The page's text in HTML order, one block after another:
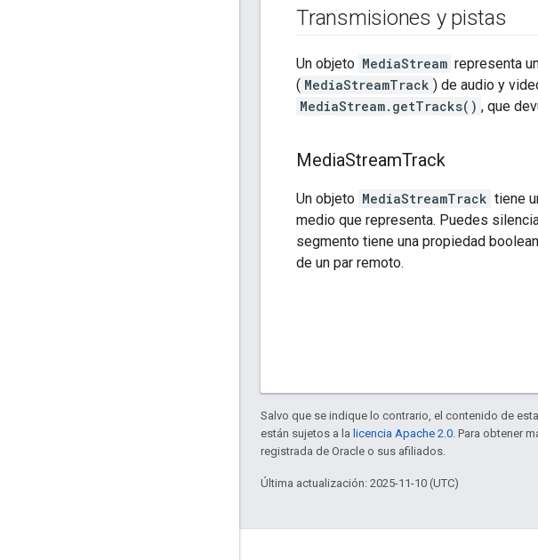
Transmisiones y pistas
Un objeto MediaStream representa
( MediaStreamTrack ) de audio y
MediaStream.getTracks() , que
MediaStreamTrack
Un objeto MediaStreamTrack tiene
medio que representa. Puedes
segmento tiene una propiedad
de un par remoto.
Salvo que se indique lo contrario, el contenido de
están sujetos a la licencia Apache 2.0. Para obtener
registrada de Oracle o sus afiliados.
Última actualización: 2025-11-10 (UTC)